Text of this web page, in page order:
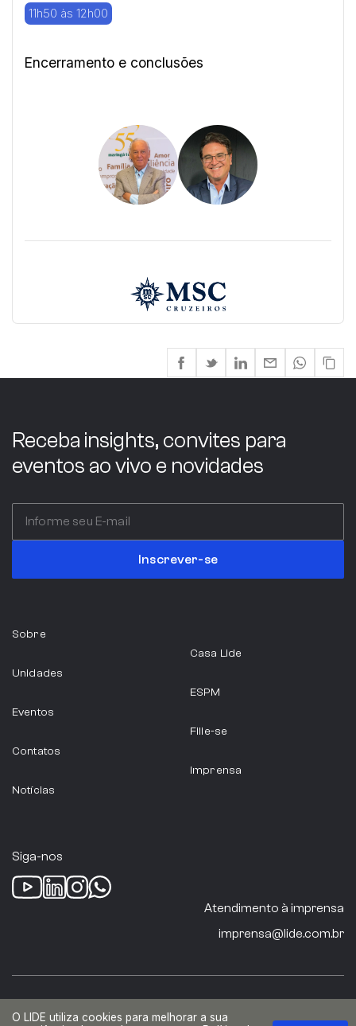
11h50 às 12h00
Encerramento e conclusões
Receba insights, convites para
eventos ao vivo e novidades
Inscrever-se
Sobre
Unidades
Eventos
Contatos
Notícias
Casa Lide
ESPM
Filie-se
Imprensa
Siga-nos
Atendimento à imprensa
imprensa@lide.com.br
© 2026 Lide. Todos os direitos reservados.
O LIDE utiliza cookies para melhorar a sua